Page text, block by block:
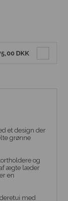
DKK
et design der
grønne
og
af ægte læder
en
med